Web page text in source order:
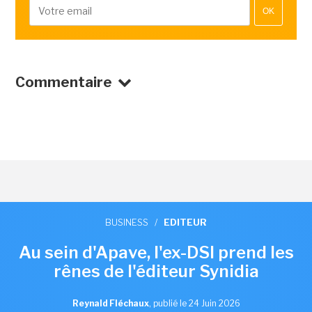
OK
Commentaire
BUSINESS / EDITEUR
Au sein d'Apave, l'ex-DSI prend les
rênes de l'éditeur Synidia
Reynald Fléchaux, publié le 24 Juin 2026